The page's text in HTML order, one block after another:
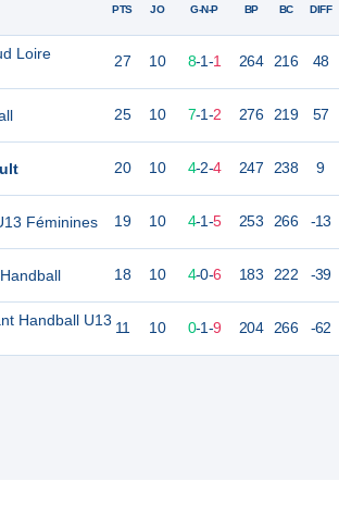
Loire
Féminines
Handball U13
PTS JO G-N-P BP BC DIFF
27 10 8-1-1 264 216 48
25 10 7-1-2 276 219 57
20 10 4-2-4 247 238 9
19 10 4-1-5 253 266 -13
18 10 4-0-6 183 222 -39
11 10 0-1-9 204 266 -62